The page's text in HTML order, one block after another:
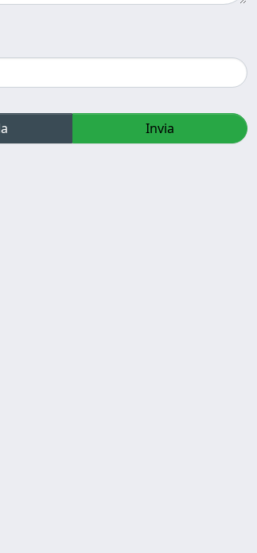
Invia